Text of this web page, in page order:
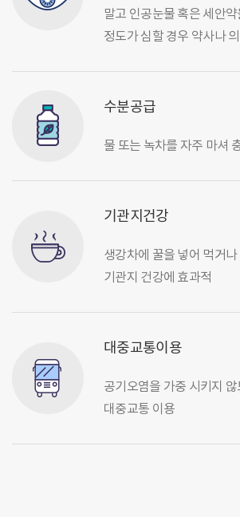
말고 인공눈물 혹은 세안
정도가 심할 경우 약사나
수분공급
물 또는 녹차를 자주 마셔
기관지건강
생강차에 꿀을 넣어 먹거나
기관지 건강에 효과적
대중교통이용
공기오염을 가중 시키지 않
대중교통 이용